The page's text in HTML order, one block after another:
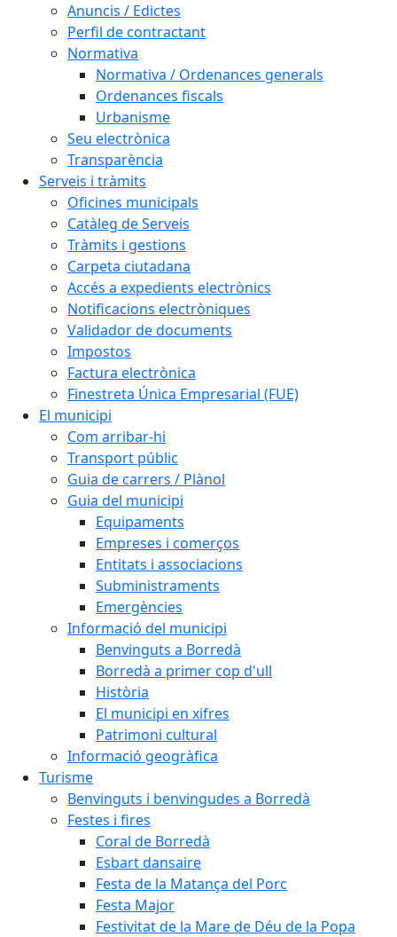
Anuncis / Edictes
Perfil de contractant
Normativa
Normativa / Ordenances generals
Ordenances fiscals
Urbanisme
Seu electrònica
Transparència
Serveis i tràmits
Oficines municipals
Catàleg de Serveis
Tràmits i gestions
Carpeta ciutadana
Accés a expedients electrònics
Notificacions electròniques
Validador de documents
Impostos
Factura electrònica
Finestreta Única Empresarial (FUE)
El municipi
Com arribar-hi
Transport públic
Guia de carrers / Plànol
Guia del municipi
Equipaments
Empreses i comerços
Entitats i associacions
Subministraments
Emergències
Informació del municipi
Benvinguts a Borredà
Borredà a primer cop d'ull
Història
El municipi en xifres
Patrimoni cultural
Informació geogràfica
Turisme
Benvinguts i benvingudes a Borredà
Festes i fires
Coral de Borredà
Esbart dansaire
Festa de la Matança del Porc
Festa Major
Festivitat de la Mare de Déu de la Popa